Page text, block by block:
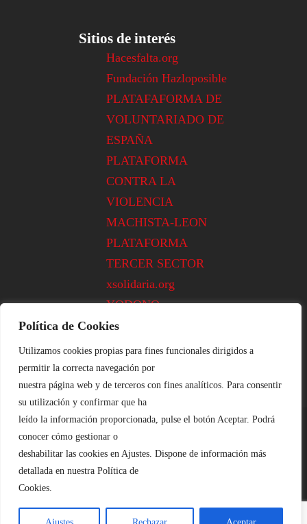
Política de Cookies
Utilizamos cookies propias para fines funcionales dirigidos a
permitir la correcta navegación por
nuestra página web y de terceros con fines analíticos. Para consentir
su utilización y confirmar que ha
leído la información proporcionada, pulse el botón Aceptar. Podrá
conocer cómo gestionar o
deshabilitar las cookies en Ajustes. Dispone de información más
detallada en nuestra Política de
Cookies.
Sitios de interés
Hacesfalta.org
Fundación Hazloposible
PLATAFAFORMA DE
VOLUNTARIADO DE
ESPAÑA
PLATAFORMA
CONTRA LA
VIOLENCIA
MACHISTA-LEON
PLATAFORMA
TERCER SECTOR
xsolidaria.org
YODONO
Aviso Legal::|::
Plataforma de Voluntariado de León ©